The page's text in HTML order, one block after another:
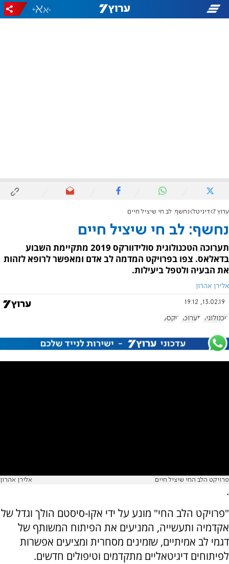
-
+
ערוץ 7 דיגיטל נחשף: לב חי שיציל חיים
נחשף: לב חי שיציל חיים
תערוכה הטכנולוגית סולידוורקס 2019 מתקיימת השבוע
בדאלאס. צפו בפרויקט המדמה לב אדם ומאפשר לרופא לזהות
את הבעיה ולטפל ביעילות.
אלירן אהרון
13.02.19, 19:12
טכנולוגיה תערוכה טקסס
פרויקט הלב החי שיציל חיים אלירן אהרון
.
"פרויקט הלב החי" מונע על ידי אקו-סיסטם הולך וגדל של
אקדמיה ותעשייה, המניעים את הפיתוח המשותף של
דגמי לב אמיתיים, שזמינים מסחרית ומציעים אפשרות
לפיתוחים דיגיטאליים מתקדמים וטיפולים חדשים.